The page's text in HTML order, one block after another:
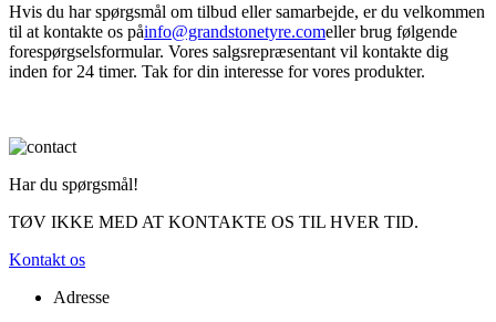
Hvis du har spørgsmål om tilbud eller samarbejde, er du velkommen
til at kontakte os påinfo@grandstonetyre.comeller brug følgende
forespørgselsformular. Vores salgsrepræsentant vil kontakte dig
inden for 24 timer. Tak for din interesse for vores produkter.
Har du spørgsmål!
TØV IKKE MED AT KONTAKTE OS TIL HVER TID.
Kontakt os
Adresse